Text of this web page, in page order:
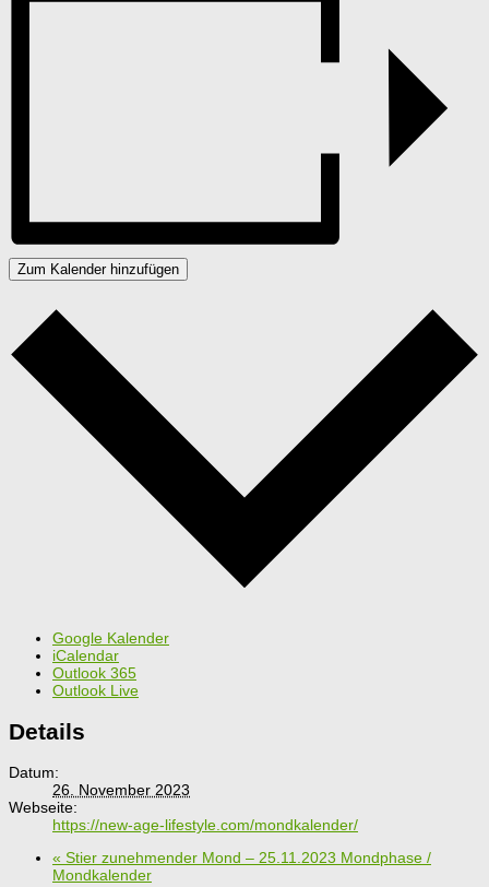
Zum Kalender hinzufügen
Google Kalender
iCalendar
Outlook 365
Outlook Live
Details
Datum:
26. November 2023
Webseite:
https://new-age-lifestyle.com/mondkalender/
« Stier zunehmender Mond – 25.11.2023 Mondphase /
Mondkalender